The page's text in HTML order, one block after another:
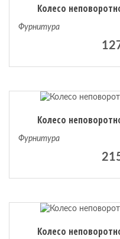
Колесо
Фурнитура
Колесо
Фурнитура
Колесо